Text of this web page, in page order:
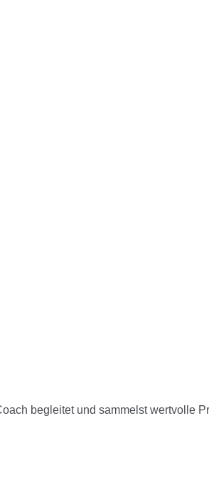
begleitet und sammelst wertvolle